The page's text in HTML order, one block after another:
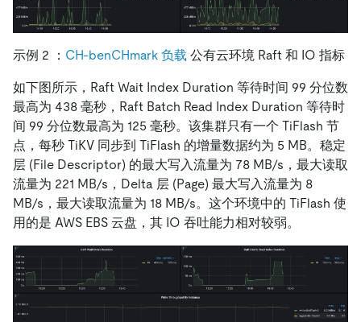
示例 2 ： CH-benCHmark 负载 公有云环境 Raft 和 IO 指标
如下图所示，Raft Wait Index Duration 等待时间 99 分位数
最高为 438 毫秒，Raft Batch Read Index Duration 等待时
间 99 分位数最高为 125 毫秒。该集群只有一个 TiFlash 节
点，每秒 TiKV 同步到 TiFlash 的增量数据约为 5 MB。稳定
层 (File Descriptor) 的最大写入流量为 78 MB/s，最大读取
流量为 221 MB/s，Delta 层 (Page) 最大写入流量为 8
MB/s，最大读取流量为 18 MB/s。这个环境中的 TiFlash 使
用的是 AWS EBS 云盘，其 IO 吞吐能力相对较弱。